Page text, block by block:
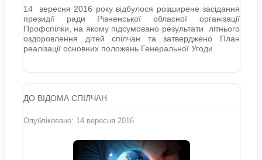
14 вересня 2016 року відбулося розширене засідання
президії ради Рівненської обласної організації
Профспілки, на якому підсумовано результати літнього
оздоровлення дітей спілчан та затверджено План
реалізації основних положень Генеральної Угоди.
ДО ВІДОМА СПІЛЧАН
Опубліковано: 14 вересня 2016